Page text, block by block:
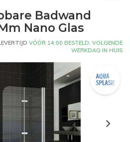
Badwand
Nano Glas
VÓÓR 14:00 BESTELD, VOLGENDE
WERKDAG IN HUIS